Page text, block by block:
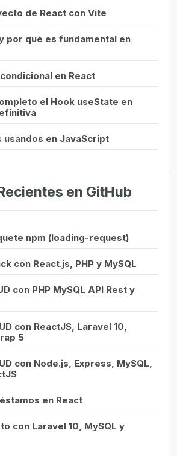
de React con Vite
por qué es fundamental en
en React
el Hook useState en
usandos en JavaScript
en GitHub
npm (loading-request)
con React.js, PHP y MySQL
con PHP MySQL API Rest y
con ReactJS, Laravel 10,
5
con Node.js, Express, MySQL,
en React
con Laravel 10, MySQL y